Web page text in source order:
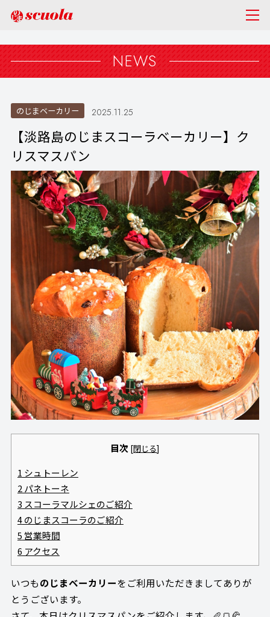
NEWS
のじまベーカリー 2025.11.25
【淡路島のじまスコーラベーカリー】ク
リスマスパン
目次 [閉じる]
1 シュトーレン
2パネトーネ
3 スコーラマルシェのご紹介
4のじまスコーラのご紹介
5 営業時間
6 アクセス
いつものじまベーカリーをご利用いただきましてありが
とうございます。